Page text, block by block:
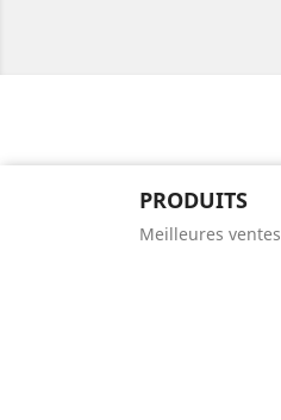
PRODUITS
Meilleures ventes